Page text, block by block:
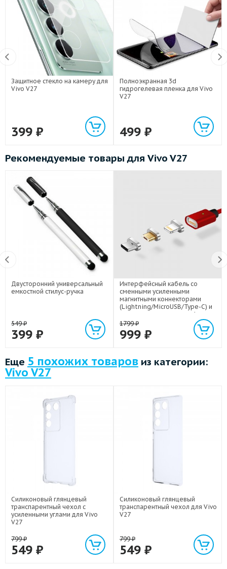
Защитное стекло на камеру для
Vivo V27
399 ₽
Полноэкранная 3d
гидрогелевая пленка для Vivo
V27
499 ₽
Рекомендуемые товары для Vivo V27
Двусторонний универсальный
емкостной стилус-ручка
549₽
399 ₽
Интерфейсный кабель со
сменными усиленными
магнитными коннекторами
(Lightning/MicroUSB/Type-C) и
световым индикатором 1м
1799₽
999 ₽
Еще 5 похожих товаров из категории:
Vivo V27
Силиконовый глянцевый
транспарентный чехол с
усиленными углами для Vivo
V27
799₽
549 ₽
Силиконовый глянцевый
транспарентный чехол для Vivo
V27
799₽
549 ₽